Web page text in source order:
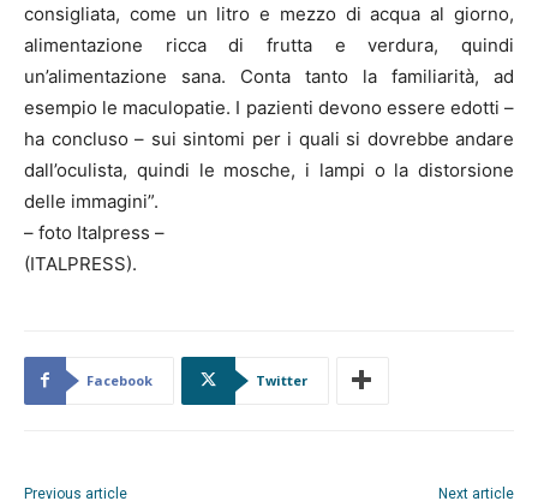
consigliata, come un litro e mezzo di acqua al giorno,
alimentazione ricca di frutta e verdura, quindi
un’alimentazione sana. Conta tanto la familiarità, ad
esempio le maculopatie. I pazienti devono essere edotti –
ha concluso – sui sintomi per i quali si dovrebbe andare
dall’oculista, quindi le mosche, i lampi o la distorsione
delle immagini”.
– foto Italpress –
(ITALPRESS).
Facebook Twitter
Previous article Next article